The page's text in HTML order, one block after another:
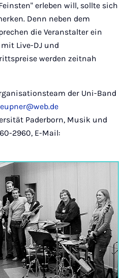
erleben will, sollte sich
Denn neben dem
die Veranstalter ein
Live-DJ und
werden zeitnah
der Uni-Band
Paderborn, Musik und
2960, E-Mail: